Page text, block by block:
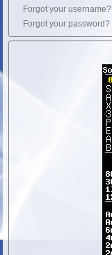
Forgot your username?
Forgot your password?